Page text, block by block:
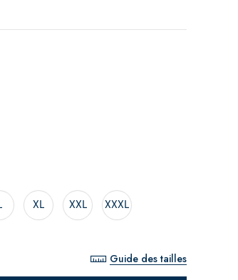
XL XXL XXXL
Guide des tailles